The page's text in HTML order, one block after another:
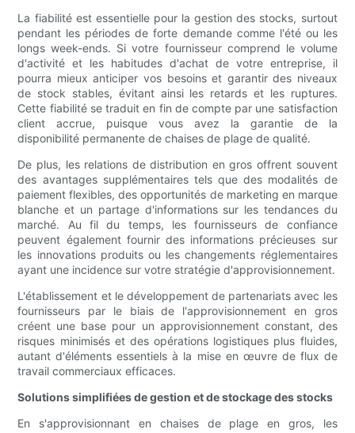
La fiabilité est essentielle pour la gestion des stocks, surtout
pendant les périodes de forte demande comme l'été ou les
longs week-ends. Si votre fournisseur comprend le volume
d'activité et les habitudes d'achat de votre entreprise, il
pourra mieux anticiper vos besoins et garantir des niveaux
de stock stables, évitant ainsi les retards et les ruptures.
Cette fiabilité se traduit en fin de compte par une satisfaction
client accrue, puisque vous avez la garantie de la
disponibilité permanente de chaises de plage de qualité.
De plus, les relations de distribution en gros offrent souvent
des avantages supplémentaires tels que des modalités de
paiement flexibles, des opportunités de marketing en marque
blanche et un partage d'informations sur les tendances du
marché. Au fil du temps, les fournisseurs de confiance
peuvent également fournir des informations précieuses sur
les innovations produits ou les changements réglementaires
ayant une incidence sur votre stratégie d'approvisionnement.
L'établissement et le développement de partenariats avec les
fournisseurs par le biais de l'approvisionnement en gros
créent une base pour un approvisionnement constant, des
risques minimisés et des opérations logistiques plus fluides,
autant d'éléments essentiels à la mise en œuvre de flux de
travail commerciaux efficaces.
Solutions simplifiées de gestion et de stockage des stocks
En s'approvisionnant en chaises de plage en gros, les